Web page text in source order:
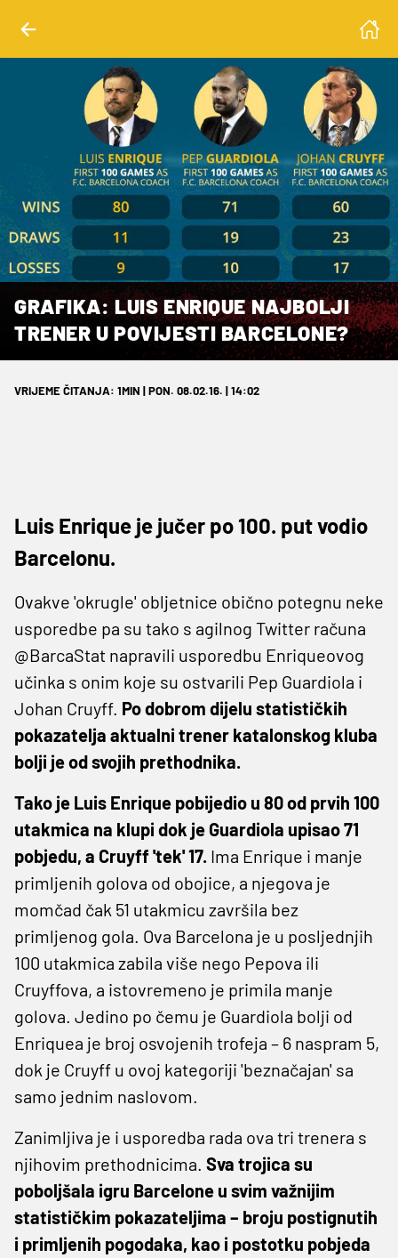
GRAFIKA: LUIS ENRIQUE NAJBOLJI
TRENER U POVIJESTI BARCELONE?
VRIJEME ČITANJA: 1MIN | PON. 08.02.16. | 14:02
Luis Enrique je jučer po 100. put vodio
Barcelonu.
Ovakve 'okrugle' obljetnice obično potegnu neke
usporedbe pa su tako s agilnog Twitter računa
@BarcaStat napravili usporedbu Enriqueovog
učinka s onim koje su ostvarili Pep Guardiola i
Johan Cruyff. Po dobrom dijelu statističkih
pokazatelja aktualni trener katalonskog kluba
bolji je od svojih prethodnika.
Tako je Luis Enrique pobijedio u 80 od prvih 100
utakmica na klupi dok je Guardiola upisao 71
pobjedu, a Cruyff 'tek' 17. Ima Enrique i manje
primljenih golova od obojice, a njegova je
momčad čak 51 utakmicu završila bez
primljenog gola. Ova Barcelona je u posljednjih
100 utakmica zabila više nego Pepova ili
Cruyffova, a istovremeno je primila manje
golova. Jedino po čemu je Guardiola bolji od
Enriquea je broj osvojenih trofeja – 6 naspram 5,
dok je Cruyff u ovoj kategoriji 'beznačajan' sa
samo jednim naslovom.
Zanimljiva je i usporedba rada ova tri trenera s
njihovim prethodnicima. Sva trojica su
poboljšala igru Barcelone u svim važnijim
statističkim pokazateljima – broju postignutih
i primljenih pogodaka, kao i postotku pobjeda